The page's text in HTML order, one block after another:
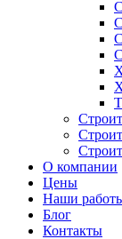
О компании
Цены
Наши
Блог
Контакты